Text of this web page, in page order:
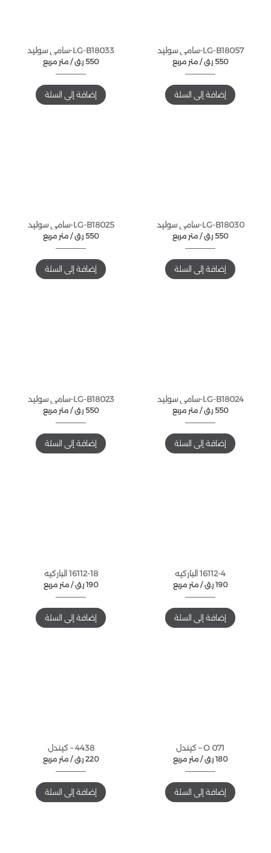
LG-B18057-سامي سوليد
متر مربع / 550 ر.ق
إضافة إلى السلة
LG-B18033-سامي سوليد
متر مربع / 550 ر.ق
إضافة إلى السلة
LG-B18030-سامي سوليد
متر مربع / 550 ر.ق
إضافة إلى السلة
LG-B18025-سامي سوليد
متر مربع / 550 ر.ق
إضافة إلى السلة
LG-B18024-سامي سوليد
متر مربع / 550 ر.ق
إضافة إلى السلة
LG-B18023-سامي سوليد
متر مربع / 550 ر.ق
إضافة إلى السلة
16112-4 الباركيه
متر مربع / 190 ر.ق
إضافة إلى السلة
16112-18 الباركيه
متر مربع / 190 ر.ق
إضافة إلى السلة
O 071 – كيندل
متر مربع / 180 ر.ق
إضافة إلى السلة
4438 – كيندل
متر مربع / 220 ر.ق
إضافة إلى السلة